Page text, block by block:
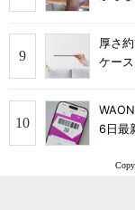
厚さ
ケー
6日最